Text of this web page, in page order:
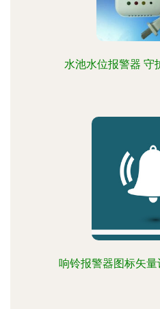
水池水位报警器 守
响铃报警器图标矢